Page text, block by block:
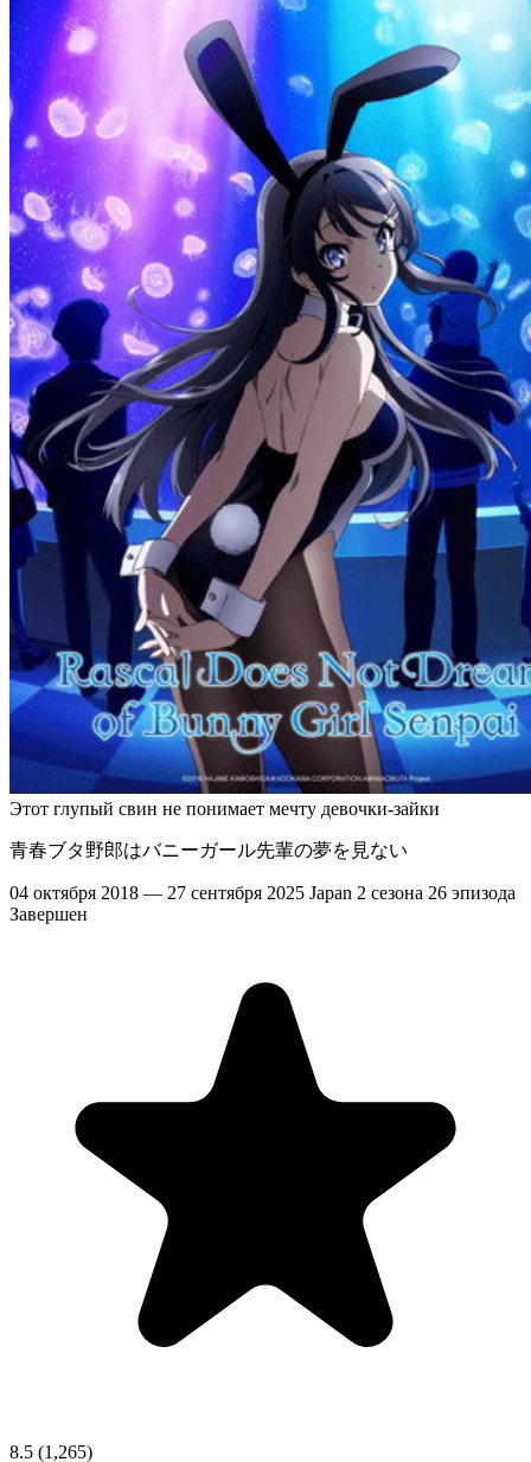
Этот глупый свин не понимает мечту девочки-зайки
青春ブタ野郎はバニーガール先輩の夢を見ない
04 октября 2018 — 27 сентября 2025 Japan 2 сезона 26 эпизода
Завершен
8.5 (1,265)